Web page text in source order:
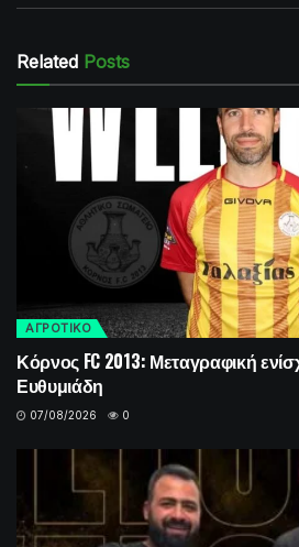
Related Posts
ΑΓΡΟΤΙΚΟ
Κόρνος FC 2013: Μεταγραφική
Ευθυμιάδη
07/08/2026 0